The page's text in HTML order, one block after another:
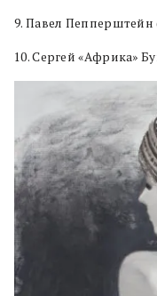
9. Павел Пепперштейн
10. Сергей «Африка»